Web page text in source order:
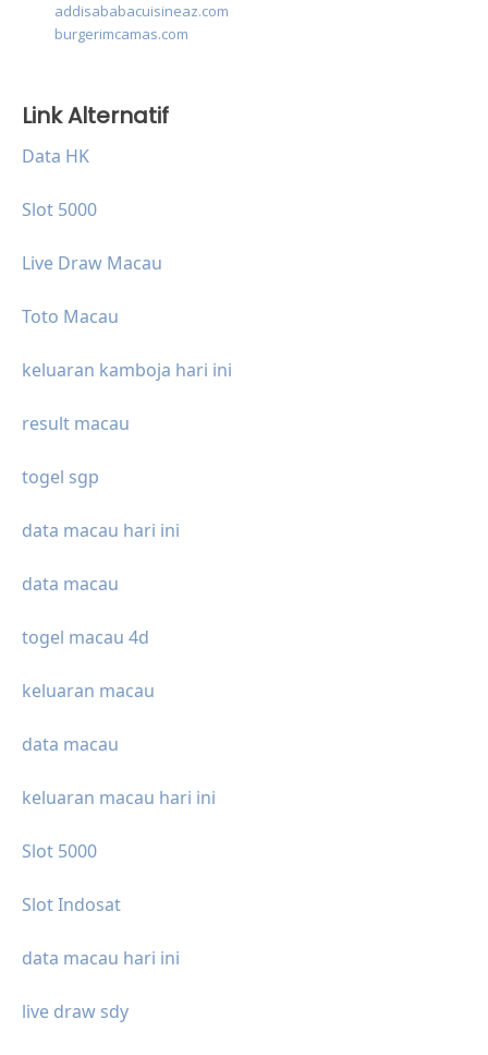
addisababacuisineaz.com
burgerimcamas.com
Link Alternatif
Data HK
Slot 5000
Live Draw Macau
Toto Macau
keluaran kamboja hari ini
result macau
togel sgp
data macau hari ini
data macau
togel macau 4d
keluaran macau
data macau
keluaran macau hari ini
Slot 5000
Slot Indosat
data macau hari ini
live draw sdy